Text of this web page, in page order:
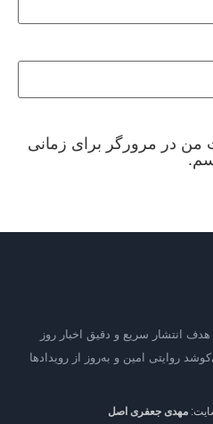
من در مرورگر برای زمانی
هدف انتشار سریع و دقیق اخبار روز
روایتی امین و به‌روز از رویدادها
مهدی جعفری اصل